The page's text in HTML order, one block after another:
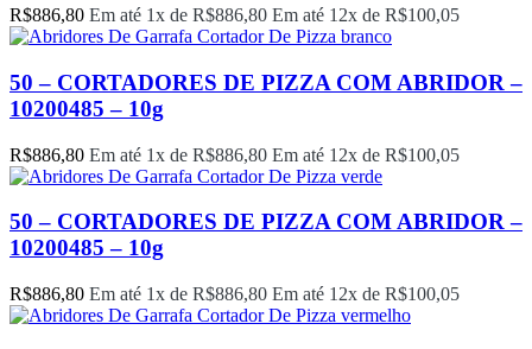
R$886,80 Em até 1x de R$886,80 Em até 12x de R$100,05
50 – CORTADORES DE PIZZA COM ABRIDOR –
10200485 – 10g
R$886,80 Em até 1x de R$886,80 Em até 12x de R$100,05
50 – CORTADORES DE PIZZA COM ABRIDOR –
10200485 – 10g
R$886,80 Em até 1x de R$886,80 Em até 12x de R$100,05